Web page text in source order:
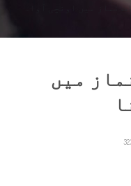
نماز میں اونچی آوا...
میں